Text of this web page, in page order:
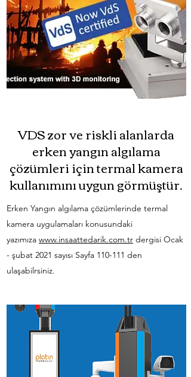
VDS zor ve riskli alanlarda
erken yangın algılama
çözümleri için termal kamera
kullanımını uygun görmüştür.
Erken Yangın algılama çözümlerinde termal
kamera uygulamaları konusundaki
yazımıza www.insaattedarik.com.tr dergisi Ocak
- şubat 2021 sayısı Sayfa 110-111 den
ulaşabilrsiniz.